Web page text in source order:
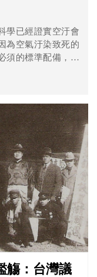
學已經證實空汙會
為空氣汙染致死的
須的標準配備，政
觴：台灣議